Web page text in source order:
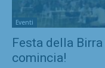
Eventi
Festa della
comincia!